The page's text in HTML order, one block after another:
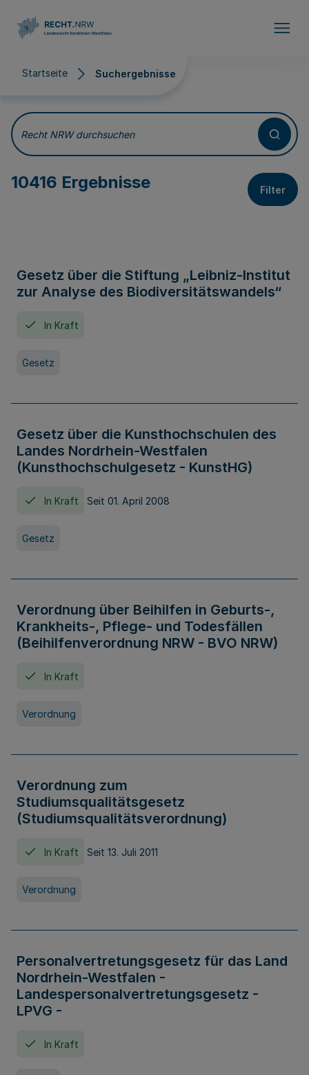
Startseite Suchergebnisse
Suchergebnisse
Recht NRW durchsuchen
10416 Ergebnisse Filter
Gesetz über die Stiftung „Leibniz-Institut
zur Analyse des Biodiversitätswandels“
In Kraft
Gesetz
Gesetz über die Kunsthochschulen des
Landes Nordrhein-Westfalen
(Kunsthochschulgesetz - KunstHG)
In Kraft Seit 01. April 2008
Gesetz
Verordnung über Beihilfen in Geburts-,
Krankheits-, Pflege- und Todesfällen
(Beihilfenverordnung NRW - BVO NRW)
In Kraft
Verordnung
Verordnung zum
Studiumsqualitätsgesetz
(Studiumsqualitätsverordnung)
In Kraft Seit 13. Juli 2011
Verordnung
Personalvertretungsgesetz für das Land
Nordrhein-Westfalen -
Landespersonalvertretungsgesetz -
LPVG -
In Kraft